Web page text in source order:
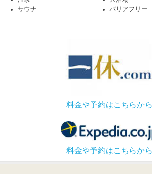
サウナ
バリアフリー
料金や予約はこちらから
料金や予約はこちらから